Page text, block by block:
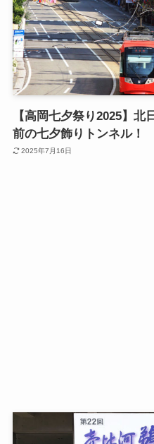
【高岡七夕祭り2025】
前の七夕飾りトンネル！
2025年7月16日